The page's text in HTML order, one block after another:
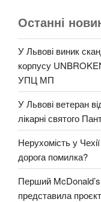
Останні
У Львові виник
корпусу
УПЦ МП
У Львові ветеран
лікарні святого
Нерухомість у
дорога помилка?
Перший McDonald’s
представила